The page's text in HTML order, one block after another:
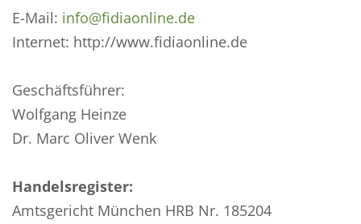
E-Mail: info@fidiaonline.de
Internet: http://www.fidiaonline.de
Geschäftsführer:
Wolfgang Heinze
Dr. Marc Oliver Wenk
Handelsregister:
Amtsgericht München HRB Nr. 185204